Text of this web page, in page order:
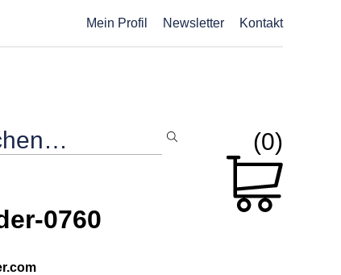
Mein Profil Newsletter Kontakt
(0)
0760